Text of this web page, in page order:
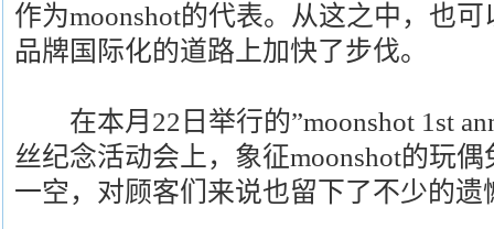
作为moonshot的代表。从这之中，也可
品牌国际化的道路上加快了步伐。
在本月22日举行的”moonshot 1st
丝纪念活动会上，象征moonshot的玩
一空，对顾客们来说也留下了不少的遗